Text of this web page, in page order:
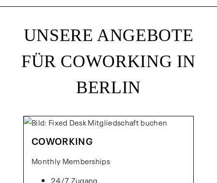
UNSERE ANGEBOTE
FÜR COWORKING IN
BERLIN
COWORKING
Monthly Memberships
24/7 Zugang